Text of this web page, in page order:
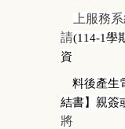
上服務
請(114-1學
資
料後產生
結書】親簽
將